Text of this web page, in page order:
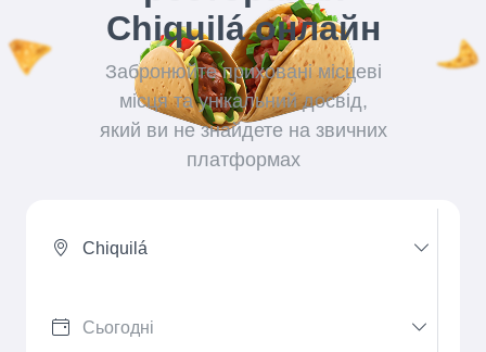
Chiquilá онлайн
Забронюйте приховані місцеві
місця та унікальний досвід,
який ви не знайдете на звичних
платформах
Chiquilá